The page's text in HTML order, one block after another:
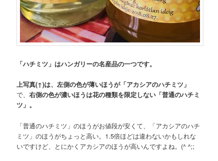
「ハチミツ」はハンガリーの名産品の一つです。
上写真(↑)は、左側の色が薄いほうが「アカシアのハチミツ」
で、右側の色が濃いほうは花の種類を限定しない「普通のハチミ
ツ」。
「普通のハチミツ」のほうがお値段が安くて、「アカシアのハチ
ミツ」のほうがちょっと高い。1.5倍ほどは違わないかもしれな
いですけど、とにかくアカシアのほうが高いんですよね。(^ ^;;